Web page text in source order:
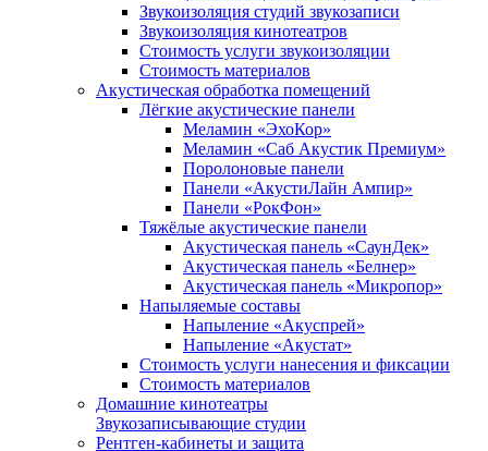
Звукоизоляция студий звукозаписи
Звукоизоляция кинотеатров
Стоимость услуги звукоизоляции
Стоимость материалов
Акустическая обработка помещений
Лёгкие акустические панели
Меламин «ЭхоКор»
Меламин «Саб Акустик Премиум»
Поролоновые панели
Панели «АкустиЛайн Ампир»
Панели «РокФон»
Тяжёлые акустические панели
Акустическая панель «СаунДек»
Акустическая панель «Белнер»
Акустическая панель «Микропор»
Напыляемые составы
Напыление «Акуспрей»
Напыление «Акустат»
Стоимость услуги нанесения и фиксации
Стоимость материалов
Домашние кинотеатры
Звукозаписывающие студии
Рентген-кабинеты и защита